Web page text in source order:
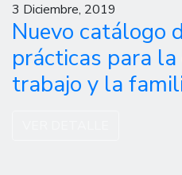
3 Diciembre, 2019
Nuevo catálogo
prácticas para
trabajo y la